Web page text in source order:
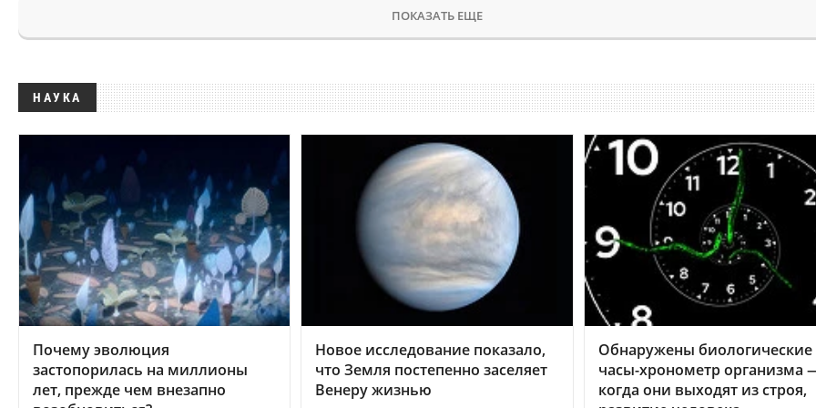
ПОКАЗАТЬ ЕЩЕ
НАУКА
Почему эволюция
застопорилась на миллионы
лет, прежде чем внезапно
Новое исследование показало,
что Земля постепенно заселяет
Венеру жизнью
Обнаружены биологические
часы-хронометр организма
когда они выходят из строя,